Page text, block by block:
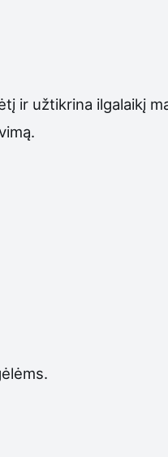
ir užtikrina ilgalaikį